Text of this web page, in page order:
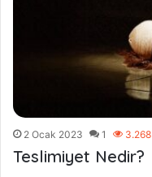
2 Ocak 2023 1 3.268
Teslimiyet Nedir?